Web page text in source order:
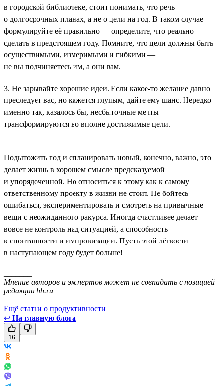
в городской библиотеке, стоит понимать, что речь
о долгосрочных планах, а не о цели на год. В таком случае
формулируйте её правильно — определите, что реально
сделать в предстоящем году. Помните, что цели должны быть
осуществимыми, измеримыми и гибкими —
не вы подчиняетесь им, а они вам.
3. Не зарывайте хорошие идеи. Если какое-то желание давно
преследует вас, но кажется глупым, дайте ему шанс. Нередко
именно так, казалось бы, несбыточные мечты
трансформируются во вполне достижимые цели.
Подытожить год и спланировать новый, конечно, важно, это
делает жизнь в хорошем смысле предсказуемой
и упорядоченной. Но относиться к этому как к самому
ответственному проекту в жизни не стоит. Не бойтесь
ошибаться, экспериментировать и смотреть на привычные
вещи с неожиданного ракурса. Иногда счастливее делает
вовсе не контроль над ситуацией, а способность
к спонтанности и импровизации. Пусть этой лёгкости
в наступающем году будет больше!
Мнение авторов и экспертов может не совпадать с позицией
редакции hh.ru
Ещё статьи о продуктивности
↩ На главную блога
16